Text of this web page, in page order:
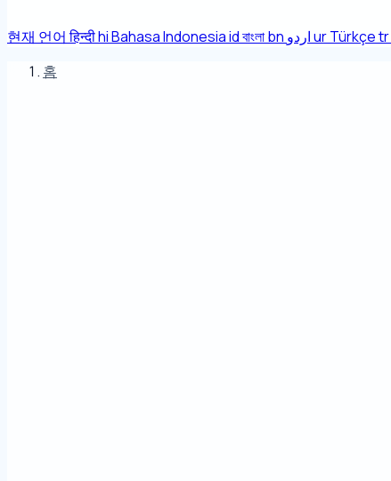
현재 언어 हिन्दीhiBahasa Indonesiaidবাংলাbn اردوurTürkçetr
홈